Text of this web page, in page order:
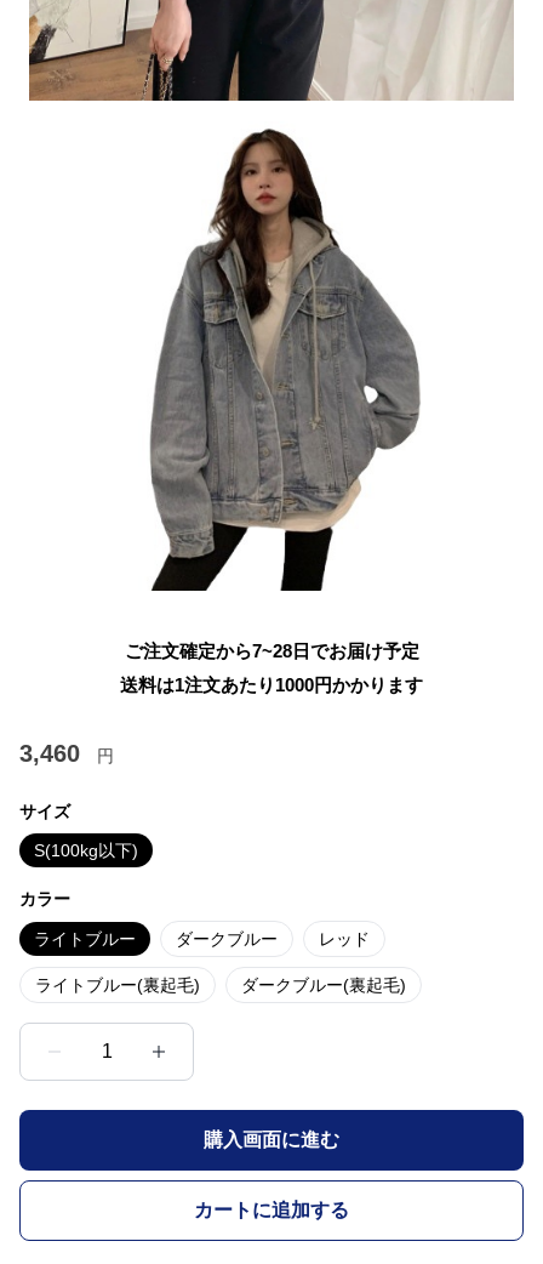
ご注文確定から7~28日でお届け予定
送料は1注文あたり 1000円かかります
3,460 円
サイズ
S(100kg以下)
カラー
ライトブルー ダークブルー レッド
ライトブルー(裏起毛) ダークブルー(裏起毛)
1
購入画面に進む
カートに追加する